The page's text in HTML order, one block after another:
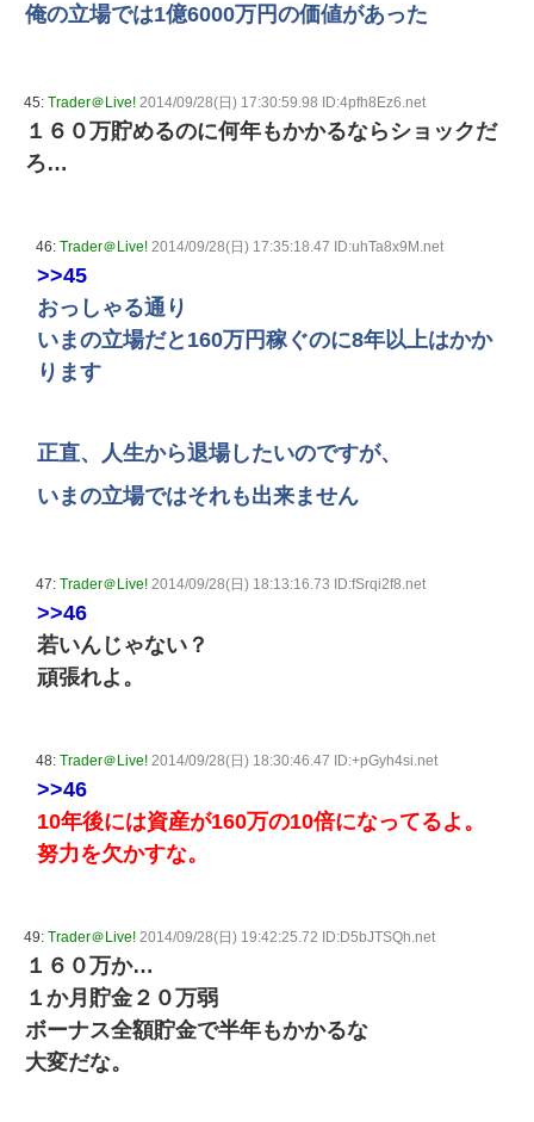
俺の立場では1億6000万円の価値があった
45: Trader＠Live! 2014/09/28(日) 17:30:59.98 ID:4pfh8Ez6.net
１６０万貯めるのに何年もかかるならショックだ
ろ…
46: Trader＠Live! 2014/09/28(日) 17:35:18.47 ID:uhTa8x9M.net
>>45
おっしゃる通り
いまの立場だと160万円稼ぐのに8年以上はかか
ります
正直、人生から退場したいのですが、
いまの立場ではそれも出来ません
47: Trader＠Live! 2014/09/28(日) 18:13:16.73 ID:fSrqi2f8.net
>>46
若いんじゃない？
頑張れよ。
48: Trader＠Live! 2014/09/28(日) 18:30:46.47 ID:+pGyh4si.net
>>46
10年後には資産が160万の10倍になってるよ。
努力を欠かすな。
49: Trader＠Live! 2014/09/28(日) 19:42:25.72 ID:D5bJTSQh.net
１６０万か…
１か月貯金２０万弱
ボーナス全額貯金で半年もかかるな
大変だな。